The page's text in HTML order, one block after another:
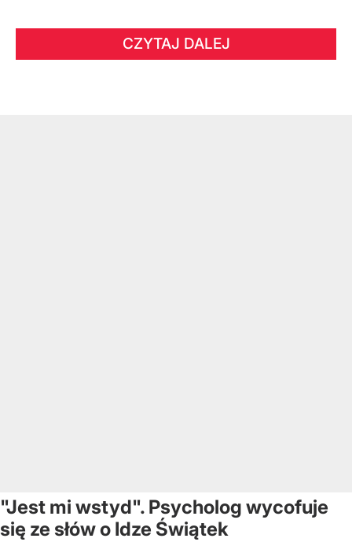
CZYTAJ DALEJ
"Jest mi wstyd". Psycholog wycofuje
się ze słów o Idze Świątek